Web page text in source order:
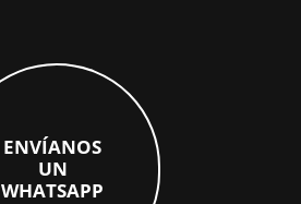
ENVÍANOS
UN
WHATSAPP